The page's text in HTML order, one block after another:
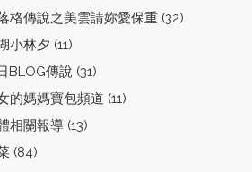
格傳說之美雲請妳愛保重 (32)
小林夕 (11)
BLOG傳說 (31)
的媽媽寶包頻道 (11)
相關報導 (13)
(84)